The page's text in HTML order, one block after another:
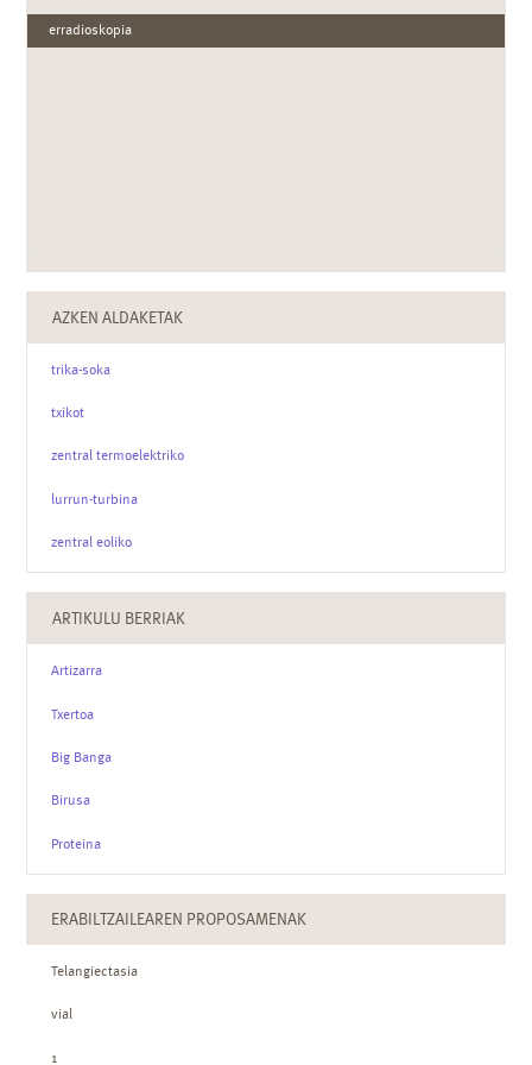
erradioskopia
AZKEN ALDAKETAK
trika-soka
txikot
zentral termoelektriko
lurrun-turbina
zentral eoliko
ARTIKULU BERRIAK
Artizarra
Txertoa
Big Banga
Birusa
Proteina
ERABILTZAILEAREN PROPOSAMENAK
Telangiectasia
vial
1